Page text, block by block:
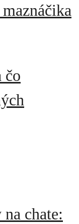
čo
chate: